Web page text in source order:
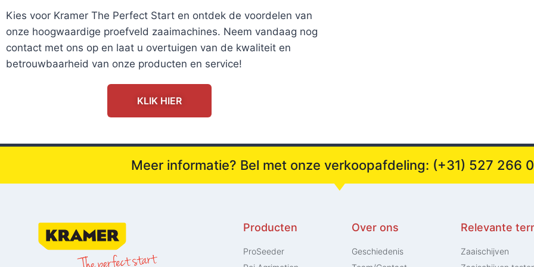
Kies voor Kramer The Perfect Start en ontdek de voordelen van
onze hoogwaardige proefveld zaaimachines. Neem vandaag nog
contact met ons op en laat u overtuigen van de kwaliteit en
betrouwbaarheid van onze producten en service!
KLIK HIER
Meer informatie? Bel met onze verkoopafdeling: (+31) 527 266
Producten
ProSeeder
Over ons
Geschiedenis
Relevante
Zaaischijven